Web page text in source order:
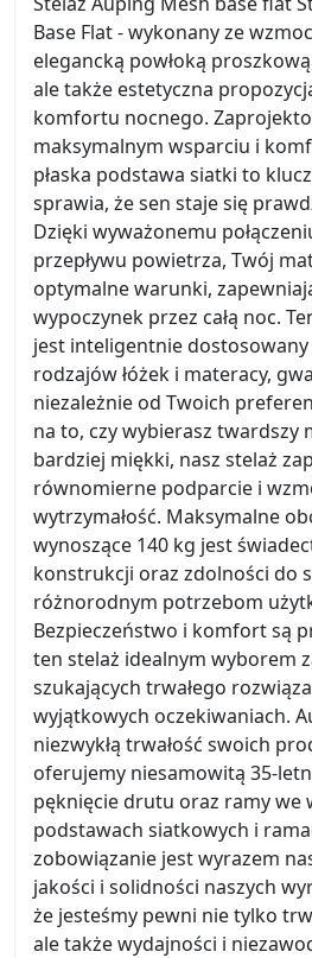
Base Flat - wykonany ze
elegancką powłoką
ale także estetyczna
komfortu nocnego.
maksymalnym wsparciu i
płaska podstawa siatki to
sprawia, że sen staje się
Dzięki wyważonemu
przepływu powietrza, Twój
optymalne warunki,
wypoczynek przez całą noc.
jest inteligentnie
rodzajów łóżek i materacy,
niezależnie od Twoich
na to, czy wybierasz twardszy
bardziej miękki, nasz stelaż
równomierne podparcie i
wytrzymałość. Maksymalne
wynoszące 140 kg jest
konstrukcji oraz zdolności do
różnorodnym potrzebom
Bezpieczeństwo i komfort są
ten stelaż idealnym wyborem
szukających trwałego
wyjątkowych oczekiwaniach.
niezwykłą trwałość swoich
oferujemy niesamowitą 35-
pęknięcie drutu oraz ramy we
podstawach siatkowych i
zobowiązanie jest wyrazem
jakości i solidności naszych
że jesteśmy pewni nie tylko
ale także wydajności i